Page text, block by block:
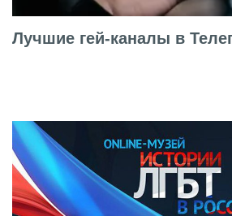
Лучшие гей-каналы в